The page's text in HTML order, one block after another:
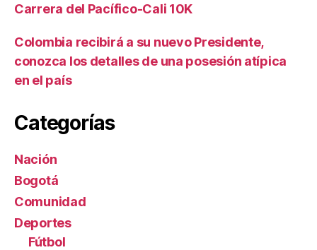
Carrera del Pacífico-Cali 10K
Colombia recibirá a su nuevo Presidente,
conozca los detalles de una posesión atípica
en el país
Categorías
Nación
Bogotá
Comunidad
Deportes
Fútbol